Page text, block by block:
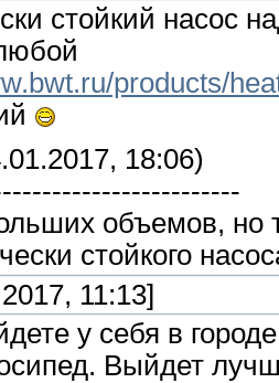
стойкий насос
products/
18:06)
объемов, но
стойкого
11:13]
у себя в
Выйдет